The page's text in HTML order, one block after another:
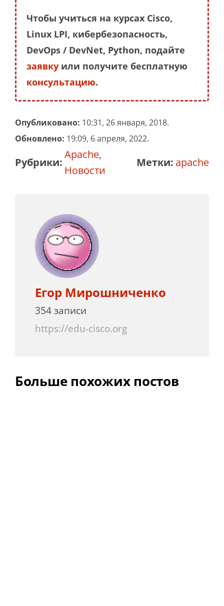
Чтобы учиться на курсах Cisco,
Linux LPI, кибербезопасность,
DevOps / DevNet, Python, подайте
заявку или получите бесплатную
консультацию.
Опубликовано: 10:31, 26 января, 2018.
Обновлено: 19:09, 6 апреля, 2022.
Рубрики:
Apache,
Новости
Метки: apache
Егор Мирошниченко
354 записи
https://edu-cisco.org
Больше похожих постов